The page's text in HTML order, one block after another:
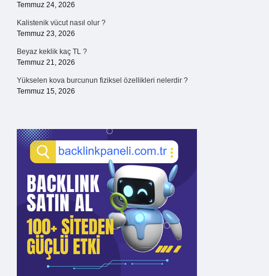
Temmuz 24, 2026
Kalistenik vücut nasıl olur ?
Temmuz 23, 2026
Beyaz keklik kaç TL ?
Temmuz 21, 2026
Yükselen kova burcunun fiziksel özellikleri nelerdir ?
Temmuz 15, 2026